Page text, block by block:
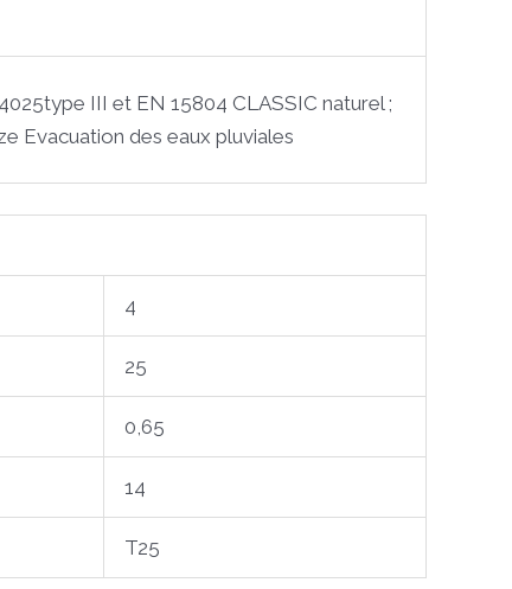
III et EN 15804 CLASSIC naturel ;
Evacuation des eaux pluviales
4
25
0,65
14
T25